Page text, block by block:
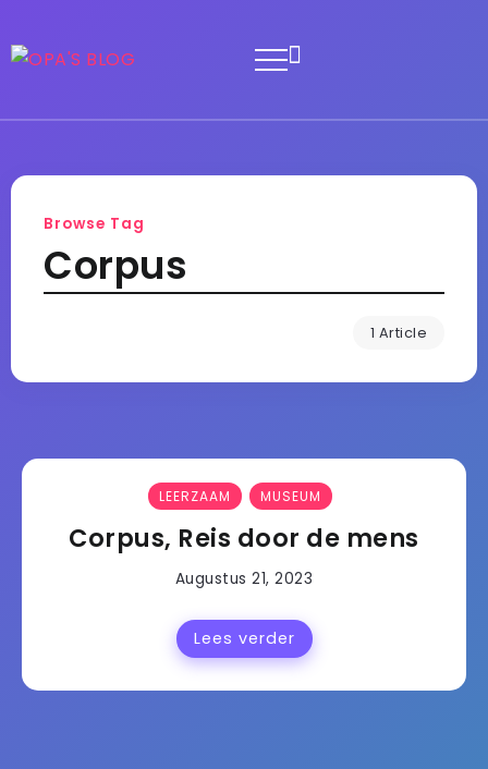
Browse Tag
Corpus
1 Article
LEERZAAM MUSEUM
Corpus, Reis door de mens
Augustus 21, 2023
Lees verder